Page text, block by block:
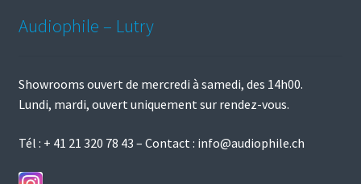
Audiophile – Lutry
Showrooms ouvert de mercredi à samedi, des 14h00.
Lundi, mardi, ouvert uniquement sur rendez-vous.
Tél : + 41 21 320 78 43 – Contact : info@audiophile.ch